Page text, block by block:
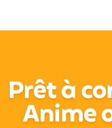
Prêt à
Anime